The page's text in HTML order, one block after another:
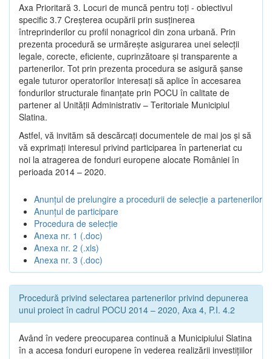
Axa Prioritară 3. Locuri de muncă pentru toţi - obiectivul
specific 3.7 Creșterea ocupării prin susținerea
întreprinderilor cu profil nonagricol din zona urbană. Prin
prezenta procedură se urmăreşte asigurarea unei selecții
legale, corecte, eficiente, cuprinzătoare şi transparente a
partenerilor. Tot prin prezenta procedura se asigură şanse
egale tuturor operatorilor interesaţi să aplice în accesarea
fondurilor structurale finanţate prin POCU în calitate de
partener al Unității Administrativ – Teritoriale Municipiul
Slatina.
Astfel, vă invităm să descărcați documentele de mai jos și să
vă exprimați interesul privind participarea în parteneriat cu
noi la atragerea de fonduri europene alocate României în
perioada 2014 – 2020.
Anunțul de prelungire a procedurii de selecție a partenerilor
Anunțul de participare
Procedura de selecție
Anexa nr. 1 (.doc)
Anexa nr. 2 (.xls)
Anexa nr. 3 (.doc)
Procedură privind selectarea partenerilor privind depunerea
unui proiect în cadrul POCU 2014 – 2020, Axa 4, P.I. 4.2
Având în vedere preocuparea continuă a Municipiului Slatina
în a accesa fonduri europene în vederea realizării investițiilor